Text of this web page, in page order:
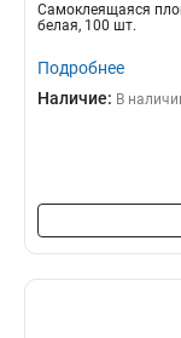
Самоклеящаяся
белая, 100 шт.
Подробнее
Наличие: В